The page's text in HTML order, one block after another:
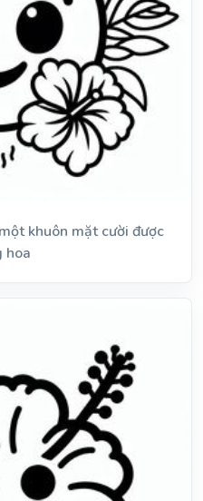
khuôn mặt cười được
hoa